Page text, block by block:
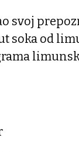
svoj
soka od